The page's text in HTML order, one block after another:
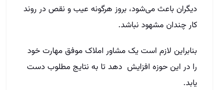
دیگران باعث می‌شود، بروز هرگونه عیب و نقص در روند
کار چندان مشهود نباشد.
بنابراین لازم است یک مشاور املاک موفق مهارت خود
را در این حوزه افزایش دهد تا به نتایج مطلوب دست
یابد.